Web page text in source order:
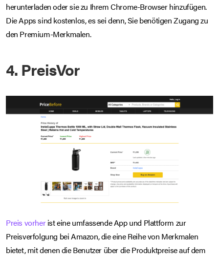
herunterladen oder sie zu Ihrem Chrome-Browser hinzufügen.
Die Apps sind kostenlos, es sei denn, Sie benötigen Zugang zu
den Premium-Merkmalen.
4. PreisVor
Preis vorherist eine umfassende App und Plattform zur
Preisverfolgung bei Amazon, die eine Reihe von Merkmalen
bietet, mit denen die Benutzer über die Produktpreise auf dem